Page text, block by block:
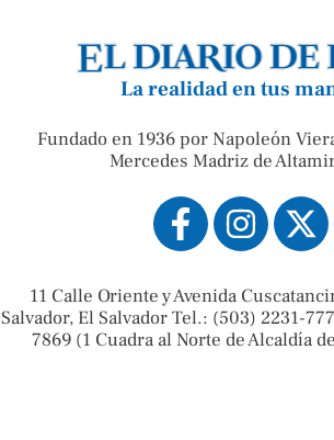
La realidad en tus
Fundado en 1936 por Napoleón
Mercedes Madriz de
11 Calle Oriente y Avenida
Salvador, El Salvador Tel.: (503) 2231-
7869 (1 Cuadra al Norte de Alcaldía